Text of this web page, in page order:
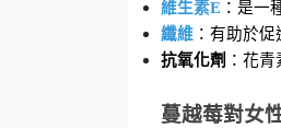
維生素E ：是一
纖維 ：有助於
抗氧化劑 ：花
蔓越莓對女